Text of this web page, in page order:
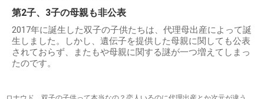
第2子、3子の母親も非公表
2017年に誕生した双子の子供たちは、代理母出産によって誕
生しました。しかし、遺伝子を提供した母親に関しても公表
されておらず、またもや母親に関する謎が一つ増えてしまっ
たのです。